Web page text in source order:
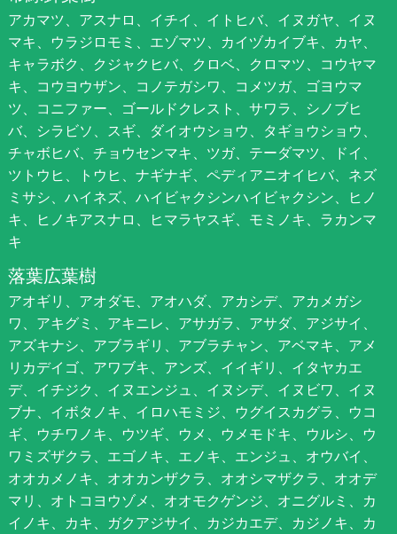
アカマツ、アスナロ、イチイ、イトヒバ、イヌガヤ、イヌ
マキ、ウラジロモミ、エゾマツ、カイヅカイブキ、カヤ、
キャラボク、クジャクヒバ、クロベ、クロマツ、コウヤマ
キ、コウヨウザン、コノテガシワ、コメツガ、ゴヨウマ
ツ、コニファー、ゴールドクレスト、サワラ、シノブヒ
バ、シラビソ、スギ、ダイオウショウ、タギョウショウ、
チャボヒバ、チョウセンマキ、ツガ、テーダマツ、ドイ、
ツトウヒ、トウヒ、ナギナギ、ペディアニオイヒバ、ネズ
ミサシ、ハイネズ、ハイビャクシンハイビャクシン、ヒノ
キ、ヒノキアスナロ、ヒマラヤスギ、モミノキ、ラカンマ
キ
落葉広葉樹
アオギリ、アオダモ、アオハダ、アカシデ、アカメガシ
ワ、アキグミ、アキニレ、アサガラ、アサダ、アジサイ、
アズキナシ、アブラギリ、アブラチャン、アベマキ、アメ
リカデイゴ、アワブキ、アンズ、イイギリ、イタヤカエ
デ、イチジク、イヌエンジュ、イヌシデ、イヌビワ、イヌ
ブナ、イボタノキ、イロハモミジ、ウグイスカグラ、ウコ
ギ、ウチワノキ、ウツギ、ウメ、ウメモドキ、ウルシ、ウ
ワミズザクラ、エゴノキ、エノキ、エンジュ、オウバイ、
オオカメノキ、オオカンザクラ、オオシマザクラ、オオデ
マリ、オトコヨウゾメ、オオモクゲンジ、オニグルミ、カ
イノキ、カキ、ガクアジサイ、カジカエデ、カジノキ、カ